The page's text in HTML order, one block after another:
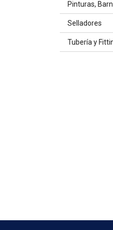
Pinturas,
Selladores
Tubería y